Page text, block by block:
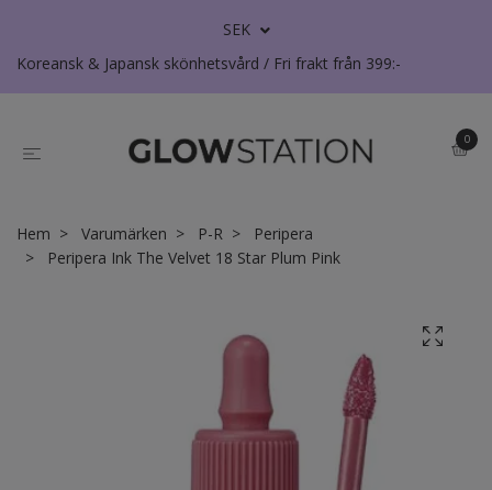
SEK
Koreansk & Japansk skönhetsvård / Fri frakt från 399:-
0
Hem Varumärken P-R
Peripera
Peripera Ink The Velvet 18 Star Plum Pink